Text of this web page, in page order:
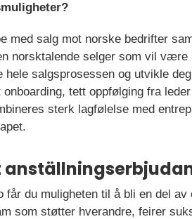
med salg mot norske bedrifter
norsktalende selger som vil være
hele salgsprosessen og utvikle
tett oppfølging fra
sterk lagfølelse med
får du muligheten til å bli en del
som støtter hverandre, feirer